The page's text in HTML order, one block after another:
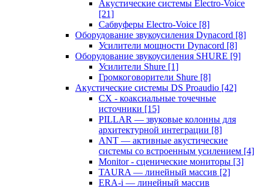
Акустические системы Electro-Voice
[21]
Сабвуферы Electro-Voice [8]
Оборудование звукоусиления Dynacord [8]
Усилители мощности Dynacord [8]
Оборудование звукоусиления SHURE [9]
Усилители Shure [1]
Громкоговорители Shure [8]
Акустические системы DS Proaudio [42]
CX - коаксиальные точечные
источники [15]
PILLAR — звуковые колонны для
архитектурной интеграции [8]
ANT — активные акустические
системы со встроенным усилением [4]
Monitor - сценические мониторы [3]
TAURA — линейный массив [2]
ERA-i — линейный массив